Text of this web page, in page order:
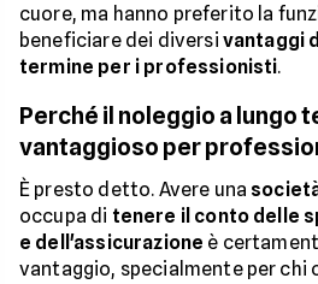
cuore, ma hanno preferito la
beneficiare dei diversi vantaggi
termine per i professionisti.
Perché il noleggio a lungo
vantaggioso per
È presto detto. Avere una
occupa di tenere il conto delle
e dell'assicurazione è
vantaggio, specialmente per chi